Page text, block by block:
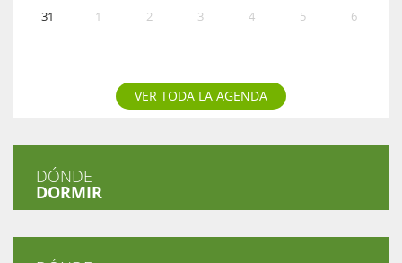
31
1 2 3 4 5 6
VER TODA LA AGENDA
DÓNDE
DORMIR